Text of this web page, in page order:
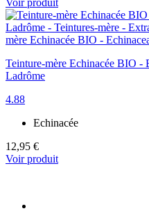
Voir produit
Teinture-mère Echinacée BIO -
Ladrôme
4.88
Echinacée
12,95 €
Voir produit